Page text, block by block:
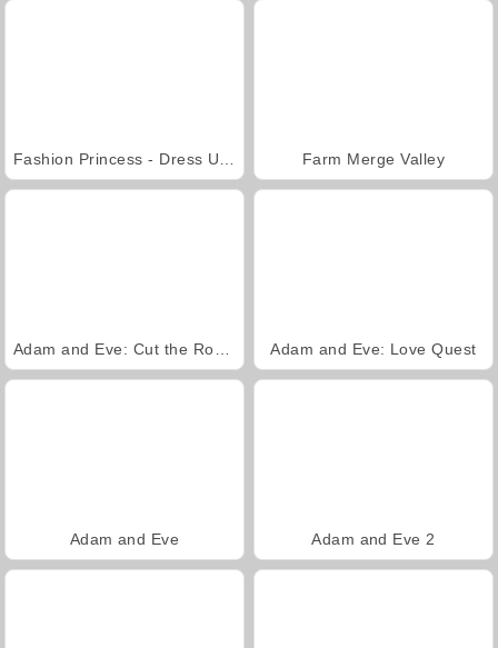
Farm Merge Valley
Adam and Eve: Love Quest
Adam and Eve Adam and Eve 2